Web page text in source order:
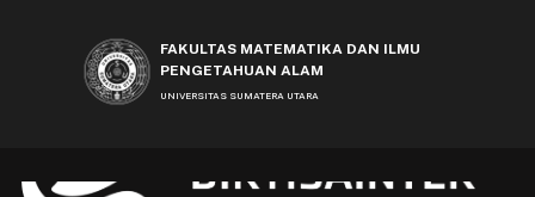
FAKULTAS MATEMATIKA DAN ILMU
PENGETAHUAN ALAM
UNIVERSITAS SUMATERA UTARA